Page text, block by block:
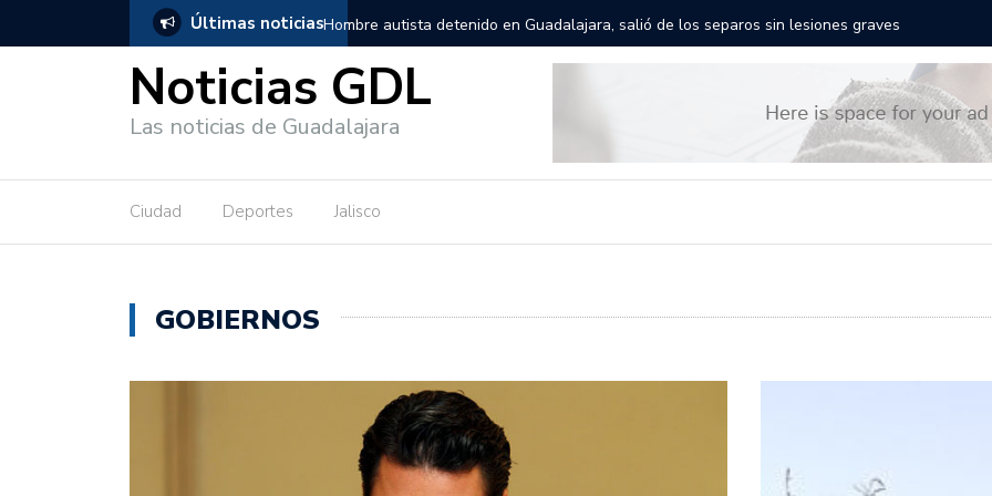
Últimas noticias
salió de los separos sin lesiones graves Títeres gigantes recorrerán las calles de Guadalajara: aparta la fecha
Noticias GDL
Las noticias de Guadalajara
Ciudad Deportes Jalisco
GOBIERNOS